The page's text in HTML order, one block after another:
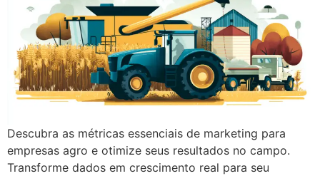
Descubra as métricas essenciais de marketing para
empresas agro e otimize seus resultados no campo.
Transforme dados em crescimento real para seu